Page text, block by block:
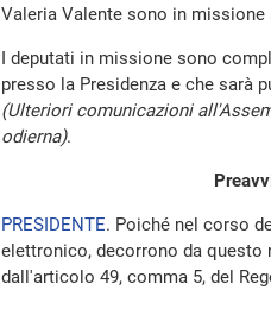
Valeria Valente sono in missione
I deputati in missione sono
presso la Presidenza e che sarà
(Ulteriori comunicazioni
odierna).
PRESIDENTE. Poiché nel corso
elettronico, decorrono da
dall'articolo 49, comma 5, del